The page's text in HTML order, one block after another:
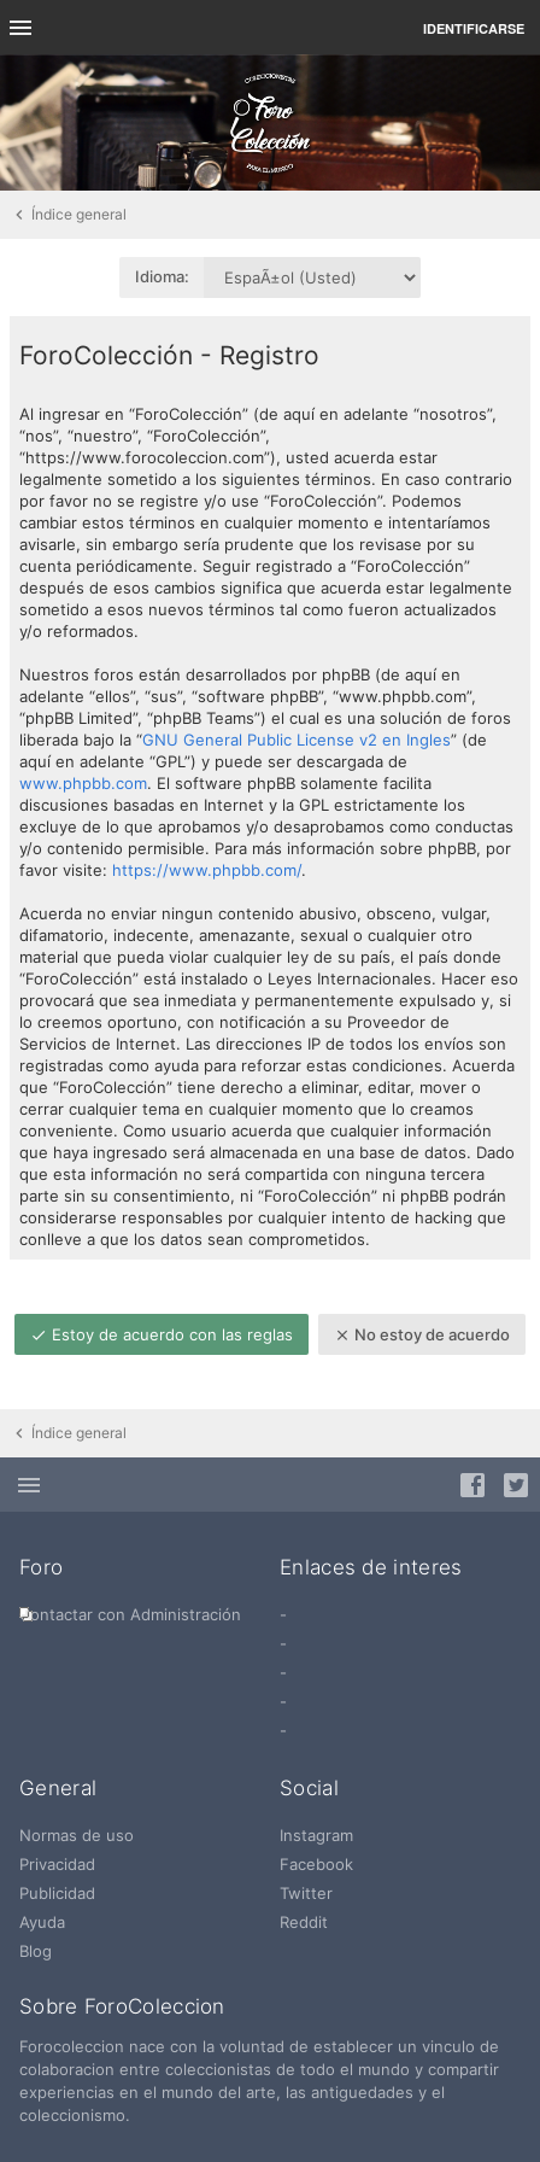
IDENTIFICARSE
Índice general
Idioma:
ForoColección - Registro
Al ingresar en “ForoColección” (de aquí en adelante “nosotros”,
“nos”, “nuestro”, “ForoColección”,
“https://www.forocoleccion.com”), usted acuerda estar
legalmente sometido a los siguientes términos. En caso contrario
por favor no se registre y/o use “ForoColección”. Podemos
cambiar estos términos en cualquier momento e intentaríamos
avisarle, sin embargo sería prudente que los revisase por su
cuenta periódicamente. Seguir registrado a “ForoColección”
después de esos cambios significa que acuerda estar legalmente
sometido a esos nuevos términos tal como fueron actualizados
y/o reformados.
Nuestros foros están desarrollados por phpBB (de aquí en
adelante “ellos”, “sus”, “software phpBB”, “www.phpbb.com”,
“phpBB Limited”, “phpBB Teams”) el cual es una solución de foros
liberada bajo la “GNU General Public License v2 en Ingles” (de
aquí en adelante “GPL”) y puede ser descargada de
www.phpbb.com. El software phpBB solamente facilita
discusiones basadas en Internet y la GPL estrictamente los
excluye de lo que aprobamos y/o desaprobamos como conductas
y/o contenido permisible. Para más información sobre phpBB, por
favor visite: https://www.phpbb.com/.
Acuerda no enviar ningun contenido abusivo, obsceno, vulgar,
difamatorio, indecente, amenazante, sexual o cualquier otro
material que pueda violar cualquier ley de su país, el país donde
“ForoColección” está instalado o Leyes Internacionales. Hacer eso
provocará que sea inmediata y permanentemente expulsado y, si
lo creemos oportuno, con notificación a su Proveedor de
Servicios de Internet. Las direcciones IP de todos los envíos son
registradas como ayuda para reforzar estas condiciones. Acuerda
que “ForoColección” tiene derecho a eliminar, editar, mover o
cerrar cualquier tema en cualquier momento que lo creamos
conveniente. Como usuario acuerda que cualquier información
que haya ingresado será almacenada en una base de datos. Dado
que esta información no será compartida con ninguna tercera
parte sin su consentimiento, ni “ForoColección” ni phpBB podrán
considerarse responsables por cualquier intento de hacking que
conlleve a que los datos sean comprometidos.
Estoy de acuerdo con las reglas No estoy de acuerdo
Índice general
Foro
Contactar con Administración
Enlaces de interes
-
-
-
-
-
General
Normas de uso
Privacidad
Publicidad
Ayuda
Blog
Social
Instagram
Facebook
Twitter
Reddit
Sobre ForoColeccion
Forocoleccion nace con la voluntad de establecer un vinculo de
colaboracion entre coleccionistas de todo el mundo y compartir
experiencias en el mundo del arte, las antiguedades y el
coleccionismo.